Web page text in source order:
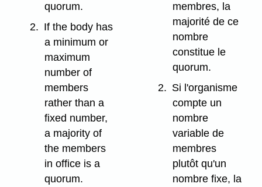
quorum.
2. If the body has
a minimum or
maximum
number of
members
rather than a
fixed number,
a majority of
the members
in office is a
quorum.
membres, la
majorité de ce
nombre
constitue le
quorum.
2. Si l'organisme
compte un
nombre
variable de
membres
plutôt qu'un
nombre fixe, la